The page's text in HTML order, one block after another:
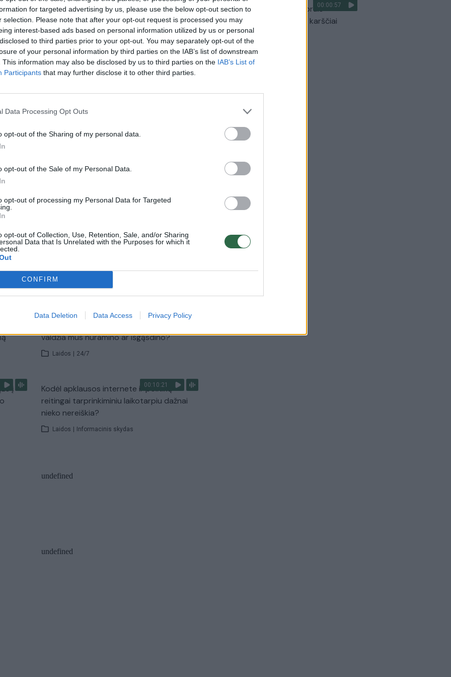
for targeted advertising by us, please use the below opt-out section to
selection. Please note that after your opt-out request is processed you may
interest-based ads based on personal information utilized by us or personal
to third parties prior to your opt-out. You may separately opt-out of the
of your personal information by third parties on the IAB’s list of downstream
This information may also be disclosed by us to third parties on the IAB’s List of
Participants that may further disclose it to other third parties.
Data Processing Opt Outs
opt-out of the Sharing of my personal data.
opt-out of the Sale of my Personal Data.
opt-out of processing my Personal Data for Targeted
opt-out of Collection, Use, Retention, Sale, and/or Sharing
Data that Is Unrelated with the Purposes for which it
CONFIRM
Data Deletion Data Access Privacy Policy
21:00 valandą per „Lietuvos ryto“
organai transplantacija Agnė Grigaliūnienė
Laidos | Žinios
Žinios | Orai
00:40:48
valdžia mus nuramino ar išgąsdino?
Laidos | 24/7
į
00:10:21
Kodėl apklausos internete ir politikų
reitingai tarprinkiminiu laikotarpiu dažnai
nieko nereiškia?
Laidos | Informacinis skydas
00:00:57
Sinoptikai atsakė, kokiais orais
užbaigsime darbo savaitę: karščiai
atsitrauks
Žinios | Orai